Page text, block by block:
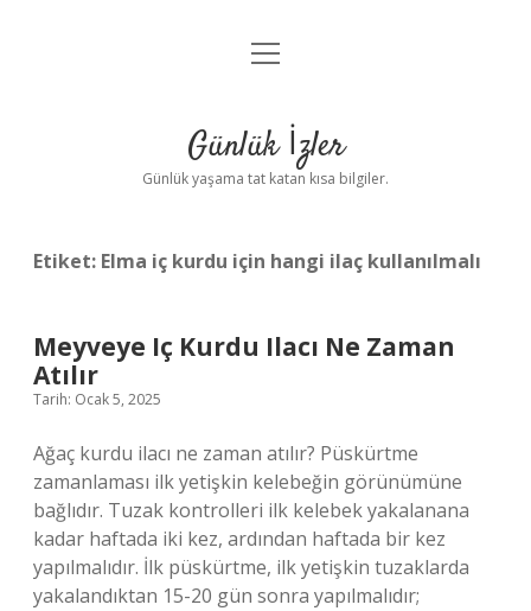
Anasayfa
Yasal Uyarı
menüyü
Günlük İzler
Günlük yaşama tat katan kısa bilgiler.
Etiket: Elma iç kurdu için hangi ilaç kullanılmalı
Meyveye Iç Kurdu Ilacı Ne Zaman
Atılır
Tarih: Ocak 5, 2025
Ağaç kurdu ilacı ne zaman atılır? Püskürtme
zamanlaması ilk yetişkin kelebeğin görünümüne
bağlıdır. Tuzak kontrolleri ilk kelebek yakalanana
kadar haftada iki kez, ardından haftada bir kez
yapılmalıdır. İlk püskürtme, ilk yetişkin tuzaklarda
yakalandıktan 15-20 gün sonra yapılmalıdır;